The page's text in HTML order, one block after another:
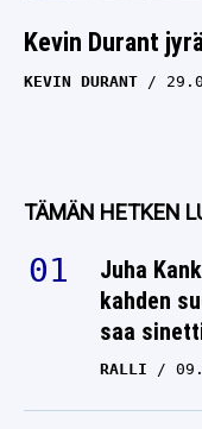
Kevin Durant
KEVIN DURANT
TÄMÄN HETKEN
Juha
kahden
saa
RALLI